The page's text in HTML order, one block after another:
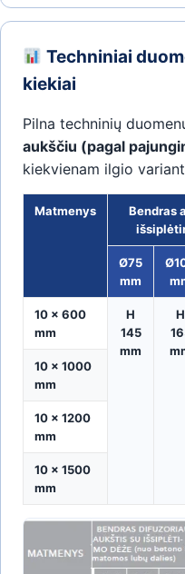
Techniniai
kiekiai
Pilna techninių
aukščiu (pagal
kiekvienam ilgio
Matmenys
Bendras
Ø75
mm
10 × 600
mm
H
145
mm
H
10 × 1000
mm
10 × 1200
mm
10 × 1500
mm